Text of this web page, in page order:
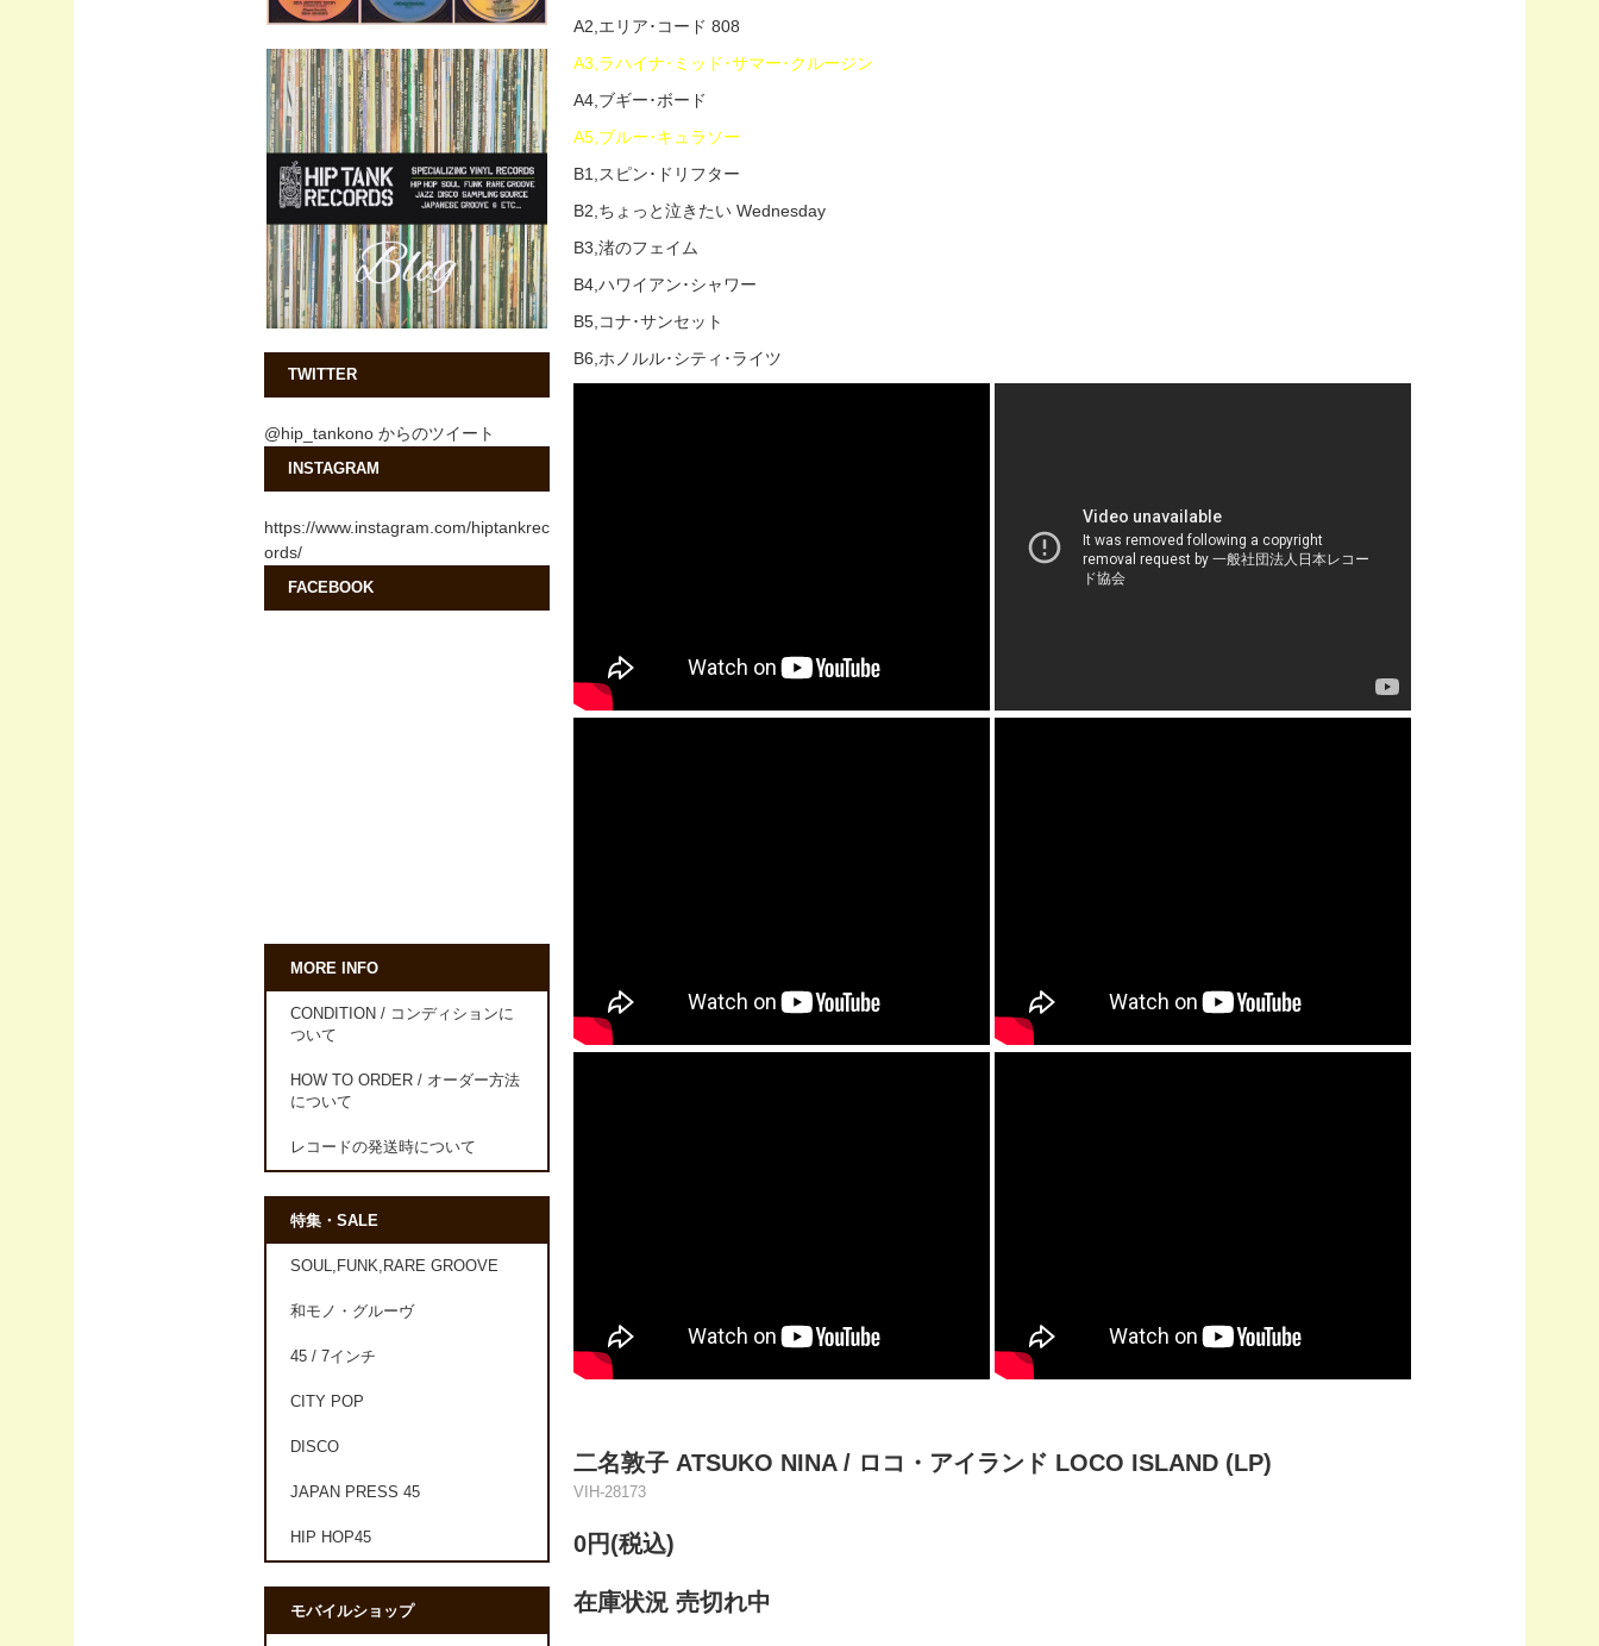
A2,エリア･コード 808
A3,ラハイナ･ミッド･サマー･クルージン
A4,ブギー･ボード
A5,ブルー･キュラソー
B1,スピン･ドリフター
B2,ちょっと泣きたい Wednesday
B3,渚のフェイム
B4,ハワイアン･シャワー
B5,コナ･サンセット
B6,ホノルル･シティ･ライツ
二名敦子 ATSUKO NINA / ロコ・アイランド LOCO ISLAND (LP)
VIH-28173
0円(税込)
在庫状況 売切れ中
TWITTER
@hip_tankono からのツイート
INSTAGRAM
https://www.instagram.com/hiptankrec
ords/
FACEBOOK
MORE INFO
CONDITION / コンディションに
ついて
HOW TO ORDER / オーダー方法
について
レコードの発送時について
特集・SALE
SOUL,FUNK,RARE GROOVE
和モノ・グルーヴ
45 / 7インチ
CITY POP
DISCO
JAPAN PRESS 45
HIP HOP45
モバイルショップ